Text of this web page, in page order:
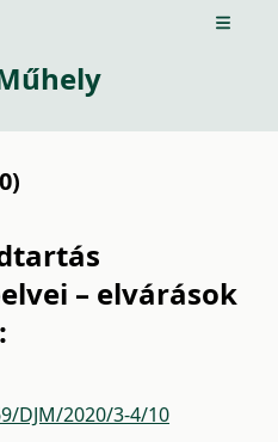
Open
– elvárások
DJM/2020/3-4/10